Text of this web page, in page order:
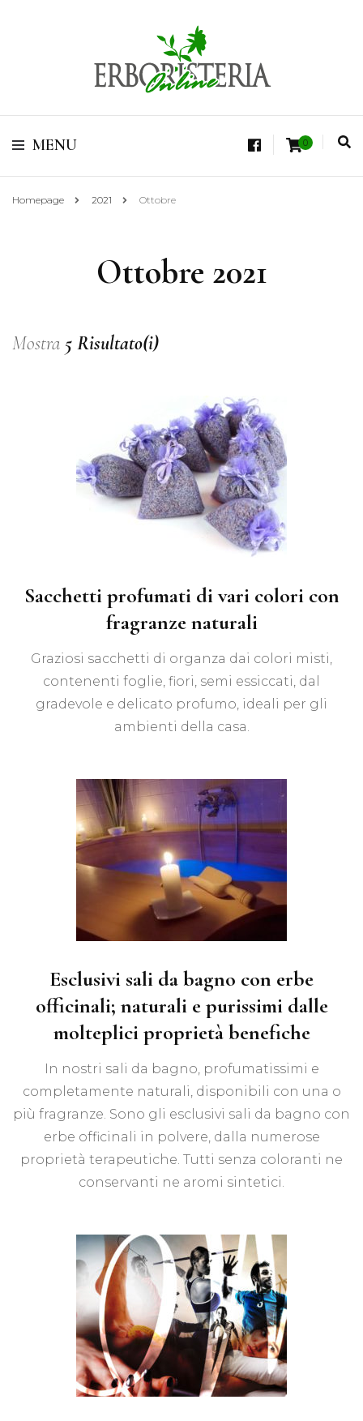
Erboristeria Shop
Online Tisane
Vendita di Botaniche, Erbe e Spezie Officinali, Tisane Terapeutiche Esclusive,
MENU 0
Homepage 2021 Ottobre
Ottobre 2021
Mostra 5 Risultato(i)
Sacchetti profumati di vari colori con
fragranze naturali
Graziosi sacchetti di organza dai colori misti,
contenenti foglie, fiori, semi essiccati, dal
gradevole e delicato profumo, ideali per gli
ambienti della casa.
Esclusivi sali da bagno con erbe
officinali; naturali e purissimi dalle
molteplici proprietà benefiche
In nostri sali da bagno, profumatissimi e
completamente naturali, disponibili con una o
più fragranze. Sono gli esclusivi sali da bagno con
erbe officinali in polvere, dalla numerose
proprietà terapeutiche. Tutti senza coloranti ne
conservanti ne aromi sintetici.